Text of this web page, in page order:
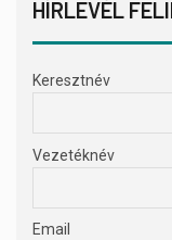
HÍRLEVÉL
Keresztnév
Vezetéknév
Email